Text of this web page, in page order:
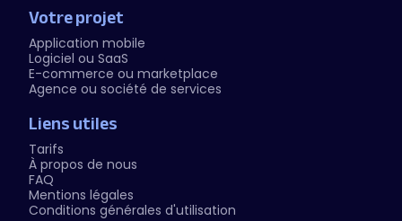
Votre projet
Application mobile
Logiciel ou SaaS
E-commerce ou marketplace
Agence ou société de services
Liens utiles
Tarifs
À propos de nous
FAQ
Mentions légales
Conditions générales d'utilisation